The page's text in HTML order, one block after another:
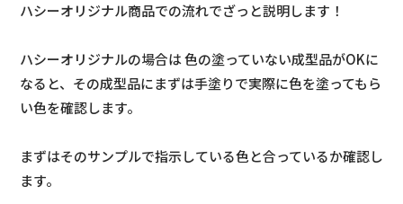
ハシーオリジナル商品での流れでざっと説明します！
ハシーオリジナルの場合は 色の塗っていない成型品がOKに
なると、その成型品にまずは手塗りで実際に色を塗ってもら
い色を確認します。
まずはそのサンプルで指示している色と合っているか確認し
ます。